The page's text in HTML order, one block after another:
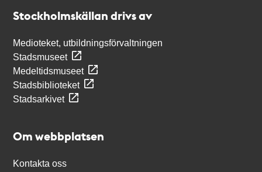
Stockholmskällan drivs av
Medioteket, utbildningsförvaltningen
Stadsmuseet
Medeltidsmuseet
Stadsbiblioteket
Stadsarkivet
Om webbplatsen
Kontakta oss